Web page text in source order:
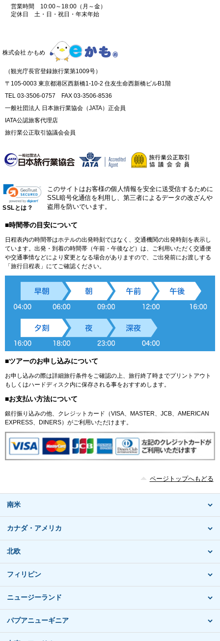
営業時間 10:00～18:00（月～金）
定休日 土・日・祝日・年末年始
株式会社 かもめ
（観光庁長官登録旅行業第1009号）
〒105-0003 東京都港区西新橋1-10-2 住友生命西新橋ビルB1階
TEL 03-3506-0757 FAX 03-3506-8536
一般社団法人 日本旅行業協会（JATA）正会員
IATA公認旅客代理店
旅行業公正取引協議会会員
SSLとは？
このサイトはお客様の個人情報を安全に送受信するために
SSL暗号化通信を利用し、第三者によるデータの改ざんや
盗用を防いでいます。
■時間帯の目安について
日程表内の時間帯はホテルの出発時刻ではなく、交通機関の出発時刻を表示し
ています。出発・到着の時間帯（午前・午後など）は、ご利用いただく交通便
や交通事情などにより変更となる場合がありますので、ご出発前にお渡しする
「旅行日程表」にてご確認ください。
■ツアーのお申し込みについて
お申し込みの際は詳細旅行条件をご確認の上、旅行終了時までプリントアウト
もしくはハードディスク内に保存される事をおすすめします。
■お支払い方法について
銀行振り込みの他、クレジットカード（VISA、MASTER、JCB、AMERICAN
EXPRESS、DINERS）がご利用いただけます。
ページトップへもどる
南米
カナダ・アメリカ
北欧
フィリピン
ニュージーランド
パプアニューギニア